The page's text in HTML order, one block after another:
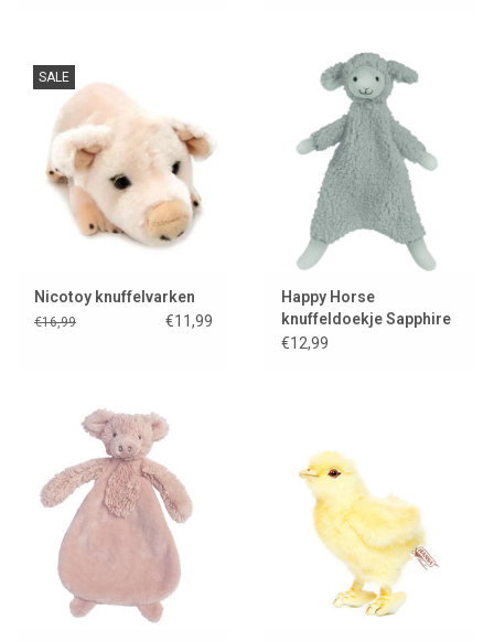
SALE
Nicotoy knuffelvarken
€16,99 €11,99
Happy Horse
knuffeldoekje Sapphire
lammetje Lex
€12,99